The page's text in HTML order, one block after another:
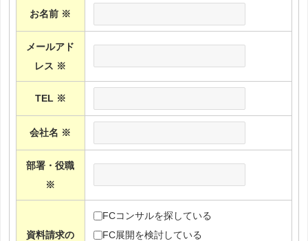
お名前 ※
メールアド
レス ※
TEL ※
会社名 ※
部署・役職
※
資料請求の
FCコンサルを探している
FC展開を検討している